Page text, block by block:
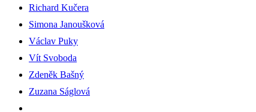
Richard Kučera
Simona Janoušková
Václav Puky
Vít Svoboda
Zdeněk Bašný
Zuzana Ságlová